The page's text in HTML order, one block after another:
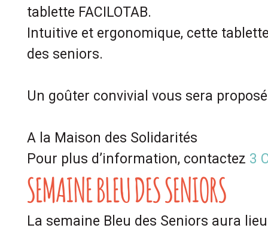
tablette FACILOTAB.
Intuitive et ergonomique, cette
des seniors.
Un goûter convivial vous sera
A la Maison des Solidarités
Pour plus d’information, contactez 3
SEMAINE BLEU DES SENIORS
La semaine Bleu des Seniors aura